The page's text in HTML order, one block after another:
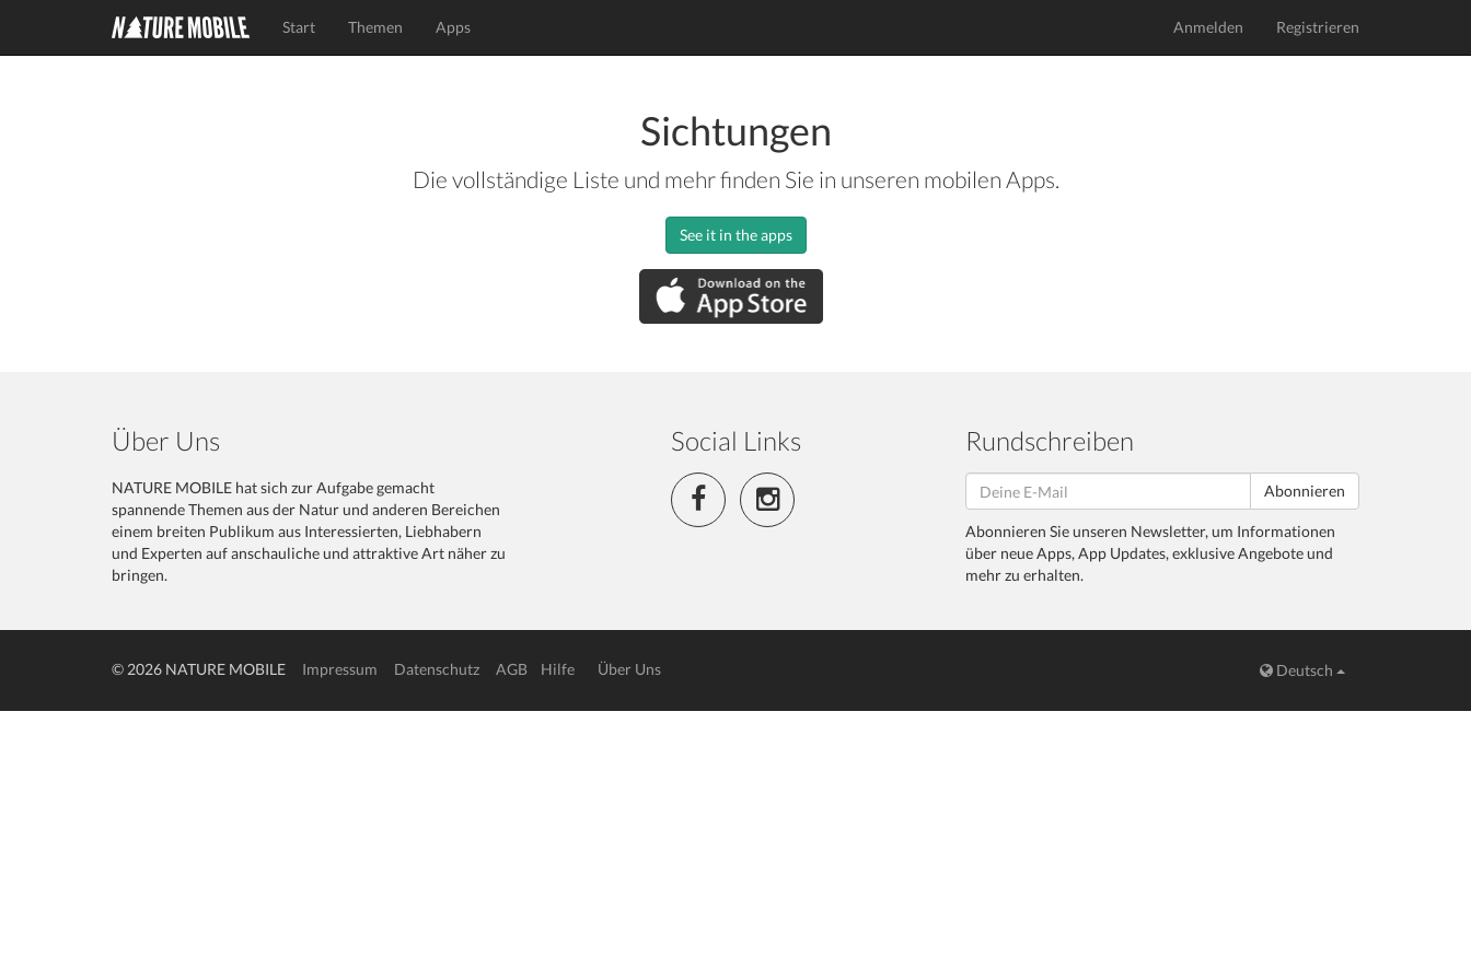
Start Themen Apps Anmelden Registrieren
Sichtungen
Die vollständige Liste und mehr finden Sie in unseren mobilen Apps.
See it in the apps
Über Uns
NATURE MOBILE hat sich zur Aufgabe gemacht
spannende Themen aus der Natur und anderen Bereichen
einem breiten Publikum aus Interessierten, Liebhabern
und Experten auf anschauliche und attraktive Art näher zu
bringen.
Social Links Rundschreiben
Abonnieren
Abonnieren Sie unseren Newsletter, um Informationen
über neue Apps, App Updates, exklusive Angebote und
mehr zu erhalten.
© 2026 NATURE MOBILE Impressum Datenschutz AGB Hilfe Über Uns Deutsch